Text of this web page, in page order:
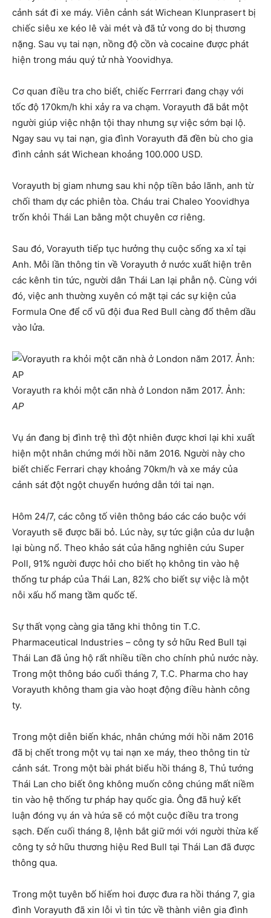
cảnh sát đi xe máy. Viên cảnh sát Wichean Klunprasert bị
chiếc siêu xe kéo lê vài mét và đã tử vong do bị thương
nặng. Sau vụ tai nạn, nồng độ cồn và cocaine được phát
hiện trong máu quý tử nhà Yoovidhya.
Cơ quan điều tra cho biết, chiếc Ferrrari đang chạy với
tốc độ 170km/h khi xảy ra va chạm. Vorayuth đã bắt một
người giúp việc nhận tội thay nhưng sự việc sớm bại lộ.
Ngay sau vụ tai nạn, gia đình Vorayuth đã đền bù cho gia
đình cảnh sát Wichean khoảng 100.000 USD.
Vorayuth bị giam nhưng sau khi nộp tiền bảo lãnh, anh từ
chối tham dự các phiên tòa. Cháu trai Chaleo Yoovidhya
trốn khỏi Thái Lan bằng một chuyên cơ riêng.
Sau đó, Vorayuth tiếp tục hưởng thụ cuộc sống xa xỉ tại
Anh. Mỗi lần thông tin về Vorayuth ở nước xuất hiện trên
các kênh tin tức, người dân Thái Lan lại phẫn nộ. Cùng với
đó, việc anh thường xuyên có mặt tại các sự kiện của
Formula One để cổ vũ đội đua Red Bull càng đổ thêm dầu
vào lửa.
Vorayuth ra khỏi một căn nhà ở London năm 2017. Ảnh:
AP
Vụ án đang bị đình trệ thì đột nhiên được khơi lại khi xuất
hiện một nhân chứng mới hồi năm 2016. Người này cho
biết chiếc Ferrari chạy khoảng 70km/h và xe máy của
cảnh sát đột ngột chuyển hướng dẫn tới tai nạn.
Hôm 24/7, các công tố viên thông báo các cáo buộc với
Vorayuth sẽ được bãi bỏ. Lúc này, sự tức giận của dư luận
lại bùng nổ. Theo khảo sát của hãng nghiên cứu Super
Poll, 91% người được hỏi cho biết họ không tin vào hệ
thống tư pháp của Thái Lan, 82% cho biết sự việc là một
nỗi xấu hổ mang tầm quốc tế.
Sự thất vọng càng gia tăng khi thông tin T.C.
Pharmaceutical Industries – công ty sở hữu Red Bull tại
Thái Lan đã ủng hộ rất nhiều tiền cho chính phủ nước này.
Trong một thông báo cuối tháng 7, T.C. Pharma cho hay
Vorayuth không tham gia vào hoạt động điều hành công
ty.
Trong một diễn biến khác, nhân chứng mới hồi năm 2016
đã bị chết trong một vụ tai nạn xe máy, theo thông tin từ
cảnh sát. Trong một bài phát biểu hồi tháng 8, Thủ tướng
Thái Lan cho biết ông không muốn công chúng mất niềm
tin vào hệ thống tư pháp hay quốc gia. Ông đã huỷ kết
luận đóng vụ án và hứa sẽ có một cuộc điều tra trong
sạch. Đến cuối tháng 8, lệnh bắt giữ mới với người thừa kế
công ty sở hữu thương hiệu Red Bull tại Thái Lan đã được
thông qua.
Trong một tuyên bố hiếm hoi được đưa ra hồi tháng 7, gia
đình Vorayuth đã xin lỗi vì tin tức về thành viên gia đình